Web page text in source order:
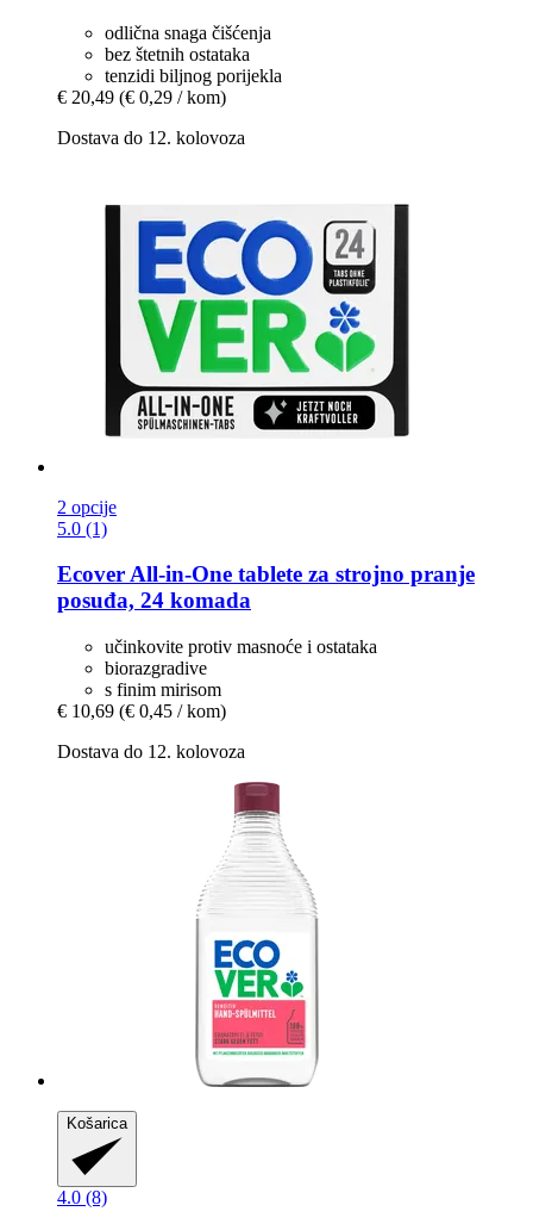
odlična snaga čišćenja
bez štetnih ostataka
tenzidi biljnog porijekla
€ 20,49 (€ 0,29 / kom)
Dostava do 12. kolovoza
2 opcije
5.0 (1)
EcoverAll-​in-​One tablete za strojno pranje
posuđa, 24 komada
učinkovite protiv masnoće i ostataka
biorazgradive
s finim mirisom
€ 10,69 (€ 0,45 / kom)
Dostava do 12. kolovoza
Košarica
4.0 (8)